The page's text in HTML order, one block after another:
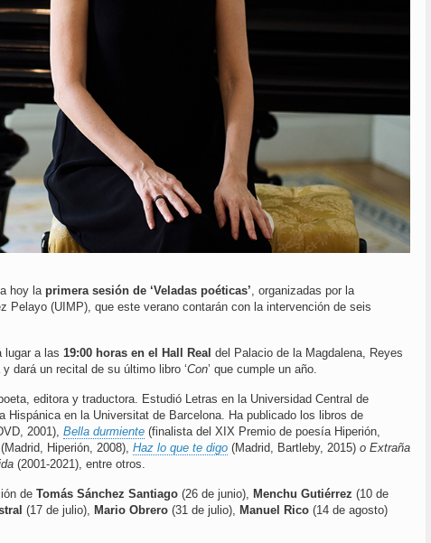
hoy la primera sesión de ‘Veladas poéticas’ , organizadas por la
Pelayo (UIMP), que este verano contarán con la intervención de seis
lugar a las 19:00 horas en el Hall Real del Palacio de la Magdalena, Reyes
dará un recital de su último libro ‘Con’ que cumple un año.
editora y traductora. Estudió Letras en la Universidad Central de
Hispánica en la Universitat de Barcelona. Ha publicado los libros de
2001), Bella durmiente (finalista del XIX Premio de poesía Hiperión,
(Madrid, Hiperión, 2008), Haz lo que te digo (Madrid, Bartleby, 2015) o Extraña
(2001-2021), entre otros.
de Tomás Sánchez Santiago (26 de junio), Menchu Gutiérrez (10 de
(17 de julio), Mario Obrero (31 de julio), Manuel Rico (14 de agosto)